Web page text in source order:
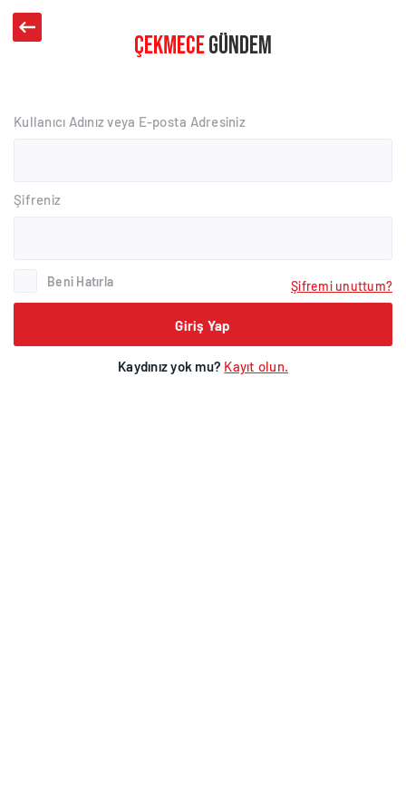
Kullanıcı Adınız veya E-posta Adresiniz
Şifreniz
Beni Hatırla Şifremi unuttum?
Giriş Yap
Kaydınız yok mu? Kayıt olun.